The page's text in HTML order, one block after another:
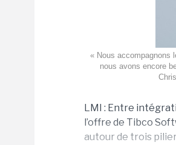
« Nous accompagnons
nous avons encore
LMI : Entre
l’offre de Tibco
autour de trois